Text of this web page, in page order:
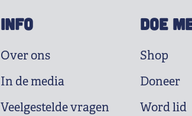
INFO
Over ons
In de media
Veelgestelde vragen
DOE
Shop
Doneer
Word lid